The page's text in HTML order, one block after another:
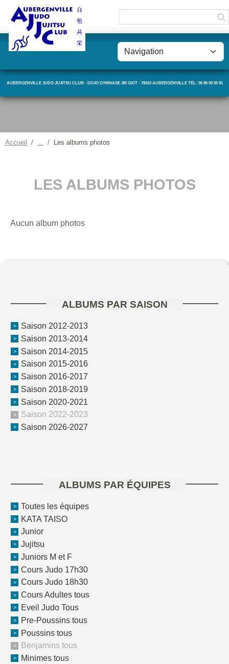
AUBERGENVILLE JUDO JUJITSU CLUB - DOJO GYMNASE JM GIOT - 78410 AUBERGENVILLE TÉL: 06 86 00 55 81
Accueil Les albums photos
LES ALBUMS PHOTOS
Aucun album photos
ALBUMS PAR SAISON
Saison 2012-2013
Saison 2013-2014
Saison 2014-2015
Saison 2015-2016
Saison 2016-2017
Saison 2018-2019
Saison 2020-2021
Saison 2022-2023
Saison 2026-2027
ALBUMS PAR ÉQUIPES
Toutes les équipes
KATA TAISO
Junior
Jujitsu
Juniors M et F
Cours Judo 17h30
Cours Judo 18h30
Cours Adultes tous
Eveil Judo Tous
Pre-Poussins tous
Poussins tous
Benjamins tous
Minimes tous
Panneau de gestion des cookies